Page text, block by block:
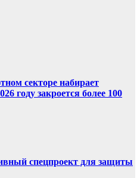
секторе набирает
году закроется более 100
спецпроект для защиты